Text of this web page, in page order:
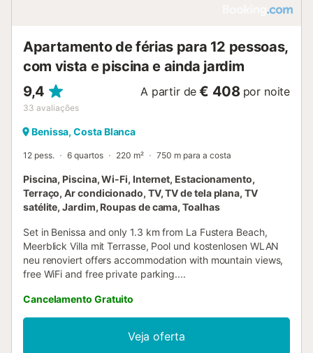
Apartamento de férias para 12 pessoas,
com vista e piscina e ainda jardim
9,4
33 avaliações
A partir de € 408 por noite
Benissa, Costa Blanca
12 pess. 6 quartos 220 m² 750 m para a costa
Piscina, Piscina, Wi-Fi, Internet, Estacionamento,
Terraço, Ar condicionado, TV, TV de tela plana, TV
satélite, Jardim, Roupas de cama, Toalhas
Set in Benissa and only 1.3 km from La Fustera Beach,
Meerblick Villa mit Terrasse, Pool und kostenlosen WLAN
neu renoviert offers accommodation with mountain views,
free WiFi and free private parking....
Cancelamento Gratuito
Veja oferta